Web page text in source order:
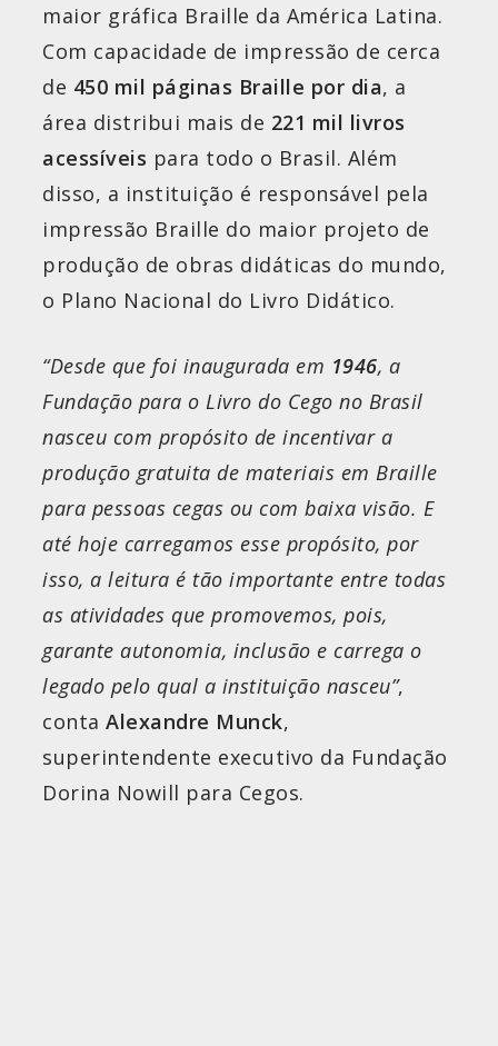
maior gráfica Braille da América Latina.
Com capacidade de impressão de cerca
de 450 mil páginas Braille por dia, a
área distribui mais de 221 mil livros
acessíveis para todo o Brasil. Além
disso, a instituição é responsável pela
impressão Braille do maior projeto de
produção de obras didáticas do mundo,
o Plano Nacional do Livro Didático.
“Desde que foi inaugurada em 1946, a
Fundação para o Livro do Cego no Brasil
nasceu com propósito de incentivar a
produção gratuita de materiais em Braille
para pessoas cegas ou com baixa visão. E
até hoje carregamos esse propósito, por
isso, a leitura é tão importante entre todas
as atividades que promovemos, pois,
garante autonomia, inclusão e carrega o
legado pelo qual a instituição nasceu”,
conta Alexandre Munck,
superintendente executivo da Fundação
Dorina Nowill para Cegos.